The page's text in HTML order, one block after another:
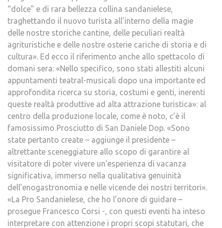
“dolce” e di rara bellezza collina sandanielese,
traghettando il nuovo turista all’interno della magie
delle nostre storiche cantine, delle peculiari realtà
agrituristiche e delle nostre osterie cariche di storia e di
cultura». Ed ecco il riferimento anche allo spettacolo di
domani sera: «Nello specifico, sono stati allestiti alcuni
appuntamenti teatral-musicali dopo una importante ed
approfondita ricerca su storia, costumi e genti, inerenti
queste realtà produttive ad alta attrazione turistica»: al
centro della produzione locale, come è noto, c’è il
famosissimo Prosciutto di San Daniele Dop. «Sono
state pertanto create – aggiunge il presidente –
altrettante sceneggiature allo scopo di garantire al
visitatore di poter vivere un’esperienza di vacanza
significativa, immerso nella qualitativa genuinità
dell’enogastronomia e nelle vicende dei nostri territori».
«La Pro Sandanielese, che ho l’onore di guidare –
prosegue Francesco Corsi -, con questi eventi ha inteso
interpretare con attenzione i propri scopi statutari, che